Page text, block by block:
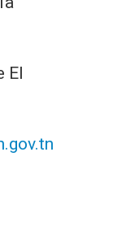
El